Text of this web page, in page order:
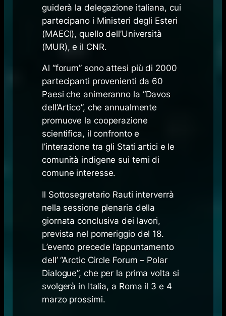
guiderà la delegazione italiana, cui
partecipano i Ministeri degli Esteri
(MAECI), quello dell’Università
(MUR), e il CNR.
Al “forum” sono attesi più di 2000
partecipanti provenienti da 60
Paesi che animeranno la “Davos
dell’Artico”, che annualmente
promuove la cooperazione
scientifica, il confronto e
l’interazione tra gli Stati artici e le
comunità indigene sui temi di
comune interesse.
Il Sottosegretario Rauti interverrà
nella sessione plenaria della
giornata conclusiva dei lavori,
prevista nel pomeriggio del 18.
L’evento precede l’appuntamento
dell’ “Arctic Circle Forum – Polar
Dialogue”, che per la prima volta si
svolgerà in Italia, a Roma il 3 e 4
marzo prossimi.